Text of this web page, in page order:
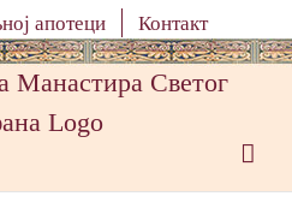
апотеци Контакт